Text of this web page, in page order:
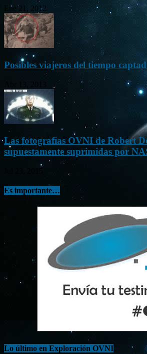
Ene 21, 2012
Posibles viajeros del tiempo
Las fotografías OVNI de Robert
supuestamente suprimidas por
Jul 23, 2015
Es importante…
Lo último en Exploración OVNI